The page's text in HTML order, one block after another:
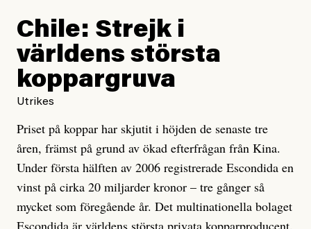
Chile: Strejk i
världens största
koppargruva
Utrikes
Priset på koppar har skjutit i höjden de senaste tre
åren, främst på grund av ökad efterfrågan från Kina.
Under första hälften av 2006 registrerade Escondida en
vinst på cirka 20 miljarder kronor – tre gånger så
mycket som föregående år. Det multinationella bolaget